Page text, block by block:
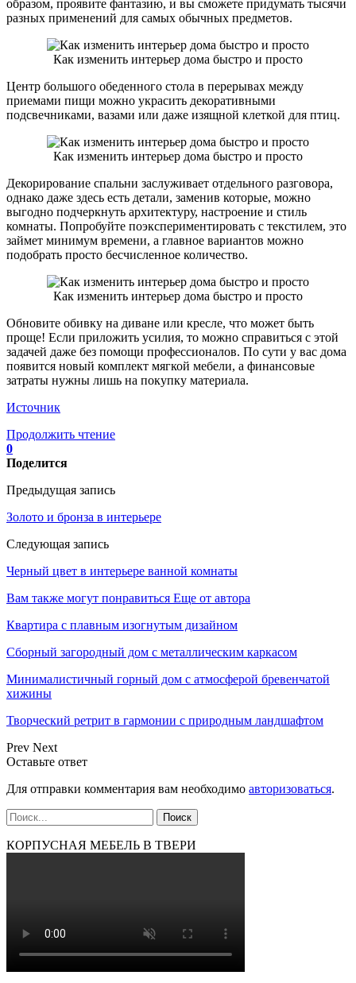
образом, проявите фантазию, и вы сможете придумать тысячи
разных применений для самых обычных предметов.
Как изменить интерьер дома быстро и просто
Центр большого обеденного стола в перерывах между
приемами пищи можно украсить декоративными
подсвечниками, вазами или даже изящной клеткой для птиц.
Как изменить интерьер дома быстро и просто
Декорирование спальни заслуживает отдельного разговора,
однако даже здесь есть детали, заменив которые, можно
выгодно подчеркнуть архитектуру, настроение и стиль
комнаты. Попробуйте поэкспериментировать с текстилем, это
займет минимум времени, а главное вариантов можно
подобрать просто бесчисленное количество.
Как изменить интерьер дома быстро и просто
Обновите обивку на диване или кресле, что может быть
проще! Если приложить усилия, то можно справиться с этой
задачей даже без помощи профессионалов. По сути у вас дома
появится новый комплект мягкой мебели, а финансовые
затраты нужны лишь на покупку материала.
Источник
Продолжить чтение
0
Поделится
Предыдущая запись
Золото и бронза в интерьере
Следующая запись
Черный цвет в интерьере ванной комнаты
Вам также могут понравиться Еще от автора
Квартира с плавным изогнутым дизайном
Сборный загородный дом с металлическим каркасом
Минималистичный горный дом с атмосферой бревенчатой
хижины
Творческий ретрит в гармонии с природным ландшафтом
Prev Next
Оставьте ответ
Для отправки комментария вам необходимо авторизоваться.
КОРПУСНАЯ МЕБЕЛЬ В ТВЕРИ